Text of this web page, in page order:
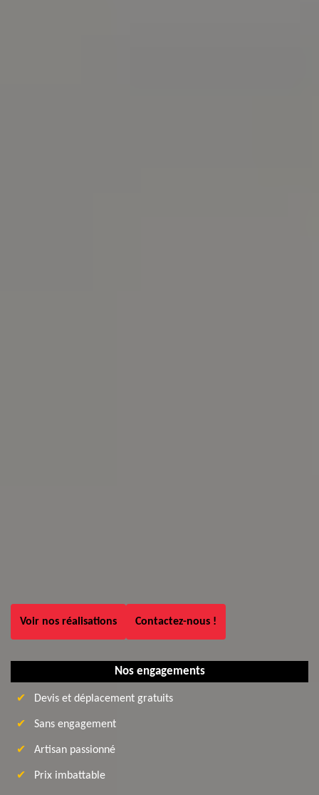
Voir nos réalisations Contactez-nous !
Nos engagements
Devis et déplacement gratuits
Sans engagement
Artisan passionné
Prix imbattable